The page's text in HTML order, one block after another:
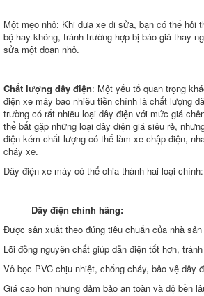
Một mẹo nhỏ: Khi đưa xe đi sửa, bạn có thể hỏi
bộ hay không, tránh trường hợp bị báo giá thay
sửa một đoạn nhỏ.
Chất lượng dây điện: Một yếu tố quan trọng
điện xe máy bao nhiêu tiền chính là chất lượng
trường có rất nhiều loại dây điện với mức giá
thể bắt gặp những loại dây điện giá siêu rẻ,
điện kém chất lượng có thể làm xe chập điện,
cháy xe.
Dây điện xe máy có thể chia thành hai loại chính:
Dây điện chính hãng:
Được sản xuất theo đúng tiêu chuẩn của nhà
Lõi đồng nguyên chất giúp dẫn điện tốt hơn,
Vỏ bọc PVC chịu nhiệt, chống cháy, bảo vệ dây
Giá cao hơn nhưng đảm bảo an toàn và độ bền